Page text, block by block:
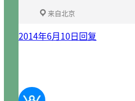
来自北京
2014年6月10日回复